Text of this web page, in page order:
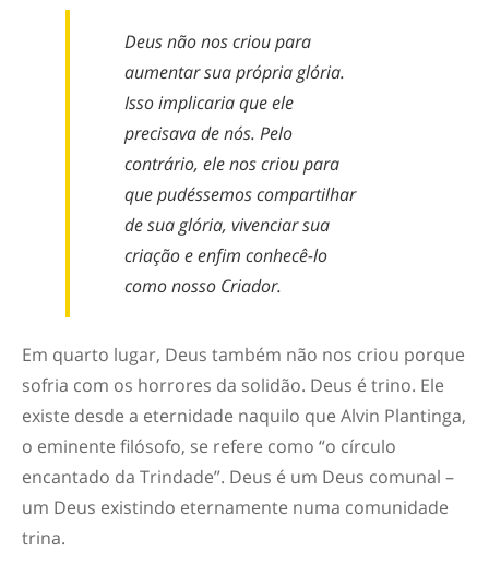
Deus não nos criou para
aumentar sua própria glória.
Isso implicaria que ele
precisava de nós. Pelo
contrário, ele nos criou para
que pudéssemos compartilhar
de sua glória, vivenciar sua
criação e enfim conhecê-lo
como nosso Criador.
Em quarto lugar, Deus também não nos criou porque
sofria com os horrores da solidão. Deus é trino. Ele
existe desde a eternidade naquilo que Alvin Plantinga,
o eminente filósofo, se refere como “o círculo
encantado da Trindade”. Deus é um Deus comunal –
um Deus existindo eternamente numa comunidade
trina.